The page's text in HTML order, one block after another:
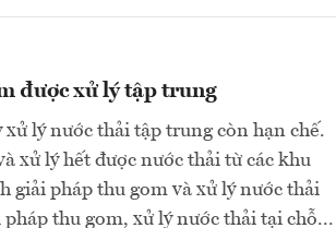
được xử lý tập trung
lý nước thải tập trung còn hạn chế.
xử lý hết được nước thải từ các khu
giải pháp thu gom và xử lý nước thải
thu gom, xử lý nước thải tại chỗ...